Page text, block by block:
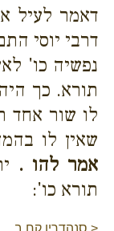
דאמר לעיל
דרבי יוסי
נפשיה כו'
תורא. כך
לו שור אחד
שאין לו
אמר להו .
תורא כו':
< סנהדרין קח ב